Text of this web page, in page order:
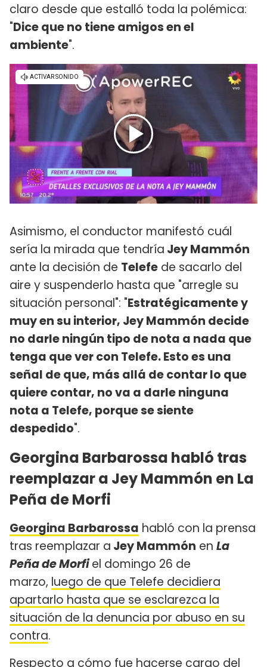
claro desde que estalló toda la polémica:
"Dice que no tiene amigos en el
ambiente".
Asimismo, el conductor manifestó cuál
sería la mirada que tendría Jey Mammón
ante la decisión de Telefe de sacarlo del
aire y suspenderlo hasta que "arregle su
situación personal": "Estratégicamente y
muy en su interior, Jey Mammón decide
no darle ningún tipo de nota a nada que
tenga que ver con Telefe. Esto es una
señal de que, más allá de contar lo que
quiere contar, no va a darle ninguna
nota a Telefe, porque se siente
despedido".
Georgina Barbarossa habló tras
reemplazar a Jey Mammón en La
Peña de Morfi
Georgina Barbarossa habló con la prensa
tras reemplazar a Jey Mammón en La
Peña de Morfiel domingo 26 de
marzo, luego de que Telefe decidiera
apartarlo hasta que se esclarezca la
situación de la denuncia por abuso en su
contra.
Respecto a cómo fue hacerse cargo del